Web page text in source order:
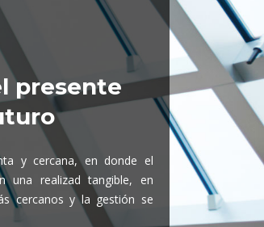
presente
y cercana, en donde el
una realizad tangible, en
cercanos y la gestión se